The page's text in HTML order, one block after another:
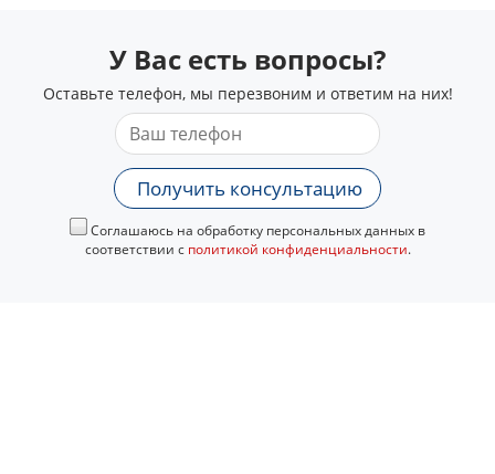
У Вас есть вопросы?
Оставьте телефон, мы перезвоним и ответим на них!
Получить консультацию
Соглашаюсь на обработку персональных данных в
соответствии с политикой конфиденциальности.